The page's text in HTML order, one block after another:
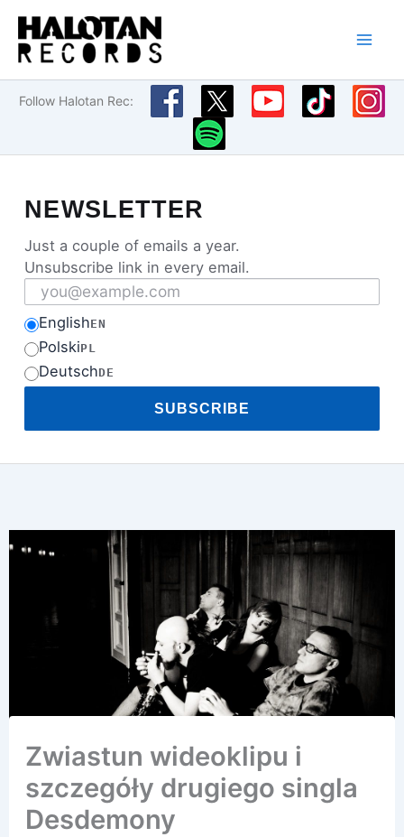
Przejdź
do
treści
Follow Halotan Rec:
NEWSLETTER
Just a couple of emails a year.
Unsubscribe link in every email.
Email address
EnglishEN
PolskiPL
DeutschDE
SUBSCRIBE
Zwiastun wideoklipu i
szczegóły drugiego singla
Desdemony